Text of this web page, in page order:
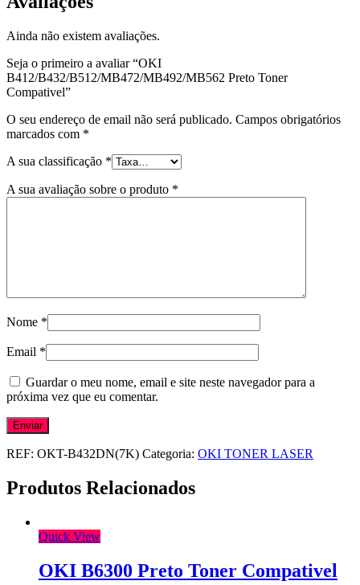
Ainda não existem avaliações.
Seja o primeiro a avaliar “OKI
B412/B432/B512/MB472/MB492/MB562 Preto Toner
Compativel”
O seu endereço de email não será publicado. Campos obrigatórios
marcados com *
A sua classificação *
A sua avaliação sobre o produto *
Nome *
Email *
Guardar o meu nome, email e site neste navegador para a
próxima vez que eu comentar.
REF: OKT-B432DN(7K) Categoria: OKI TONER LASER
Produtos Relacionados
Quick View
OKI B6300 Preto Toner Compativel